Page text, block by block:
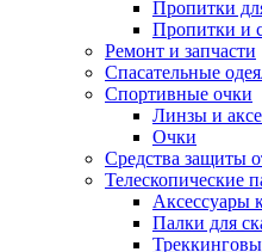
Пропитки
Пропитки и
Ремонт и запчасти
Спасательные
Спортивные очки
Линзы и
Очки
Средства защиты
Телескопические
Аксессуары
Палки для